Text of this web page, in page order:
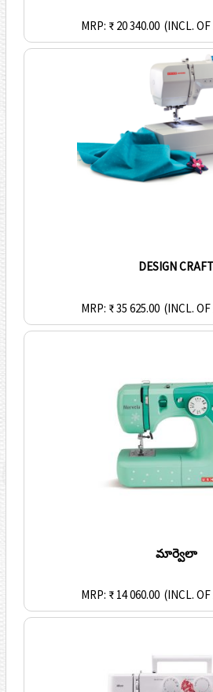
MRP: ₹ 20 340.00 (INCL.
DESIGN CRAFT
MRP: ₹ 35 625.00 (INCL.
మార్వెలా
MRP: ₹ 14 060.00 (INCL.